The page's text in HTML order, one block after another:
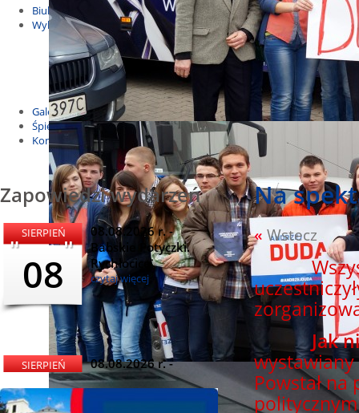
Biuletyny
Wybory
Wybory samorządowe
Wybory parlamentarne
Wybory do Parlamentu Europejskiego
Wybory prezydenckie 2020
Wybory 2014
Galeria
Śpiewnik
Kontakt
Zapowiedzi wydarzeń
SIERPIEŃ
08
08.08.2026 r. -
Babskie Potyczki.
Rychłocice
czytaj więcej
SIERPIEŃ
08.08.2026 r. -
Dożynki i
Na
« Wstecz
Jak nie
wystawiany
Powstał